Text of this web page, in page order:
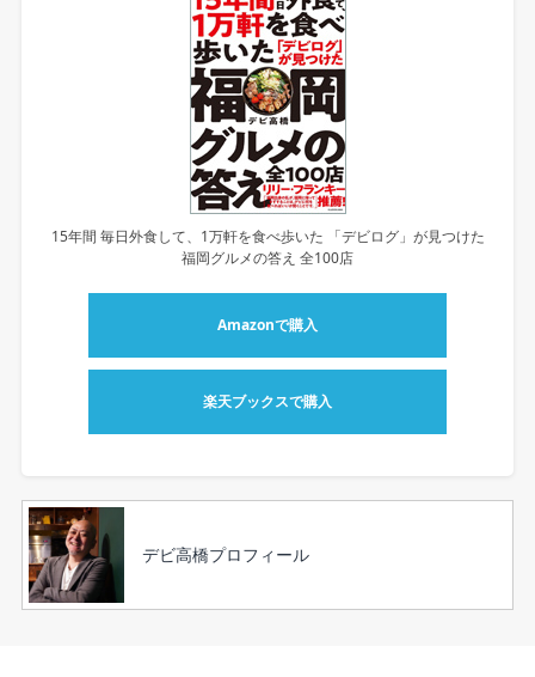
15年間 毎日外食して、1万軒を食べ歩いた 「デビログ」が見つけた
福岡グルメの答え 全100店
Amazonで購入
楽天ブックスで購入
デビ高橋プロフィール